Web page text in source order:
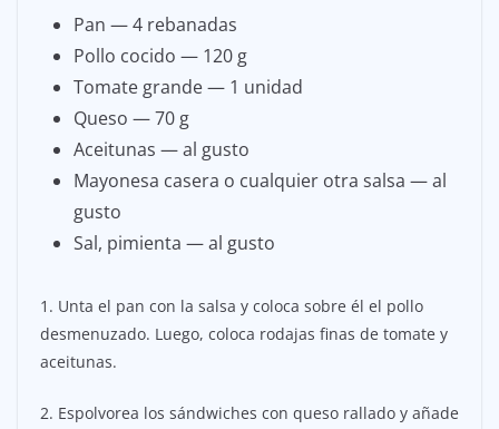
Pan — 4 rebanadas
Pollo cocido — 120 g
Tomate grande — 1 unidad
Queso — 70 g
Aceitunas — al gusto
Mayonesa casera o cualquier otra salsa — al
gusto
Sal, pimienta — al gusto
1. Unta el pan con la salsa y coloca sobre él el pollo
desmenuzado. Luego, coloca rodajas finas de tomate y
aceitunas.
2. Espolvorea los sándwiches con queso rallado y añade